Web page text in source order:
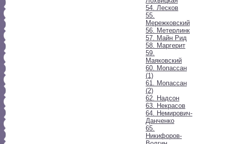
54. Лесков
55.
Мережковский
56. Метерлинк
57. Майн Рид
58. Маргерит
59.
Маяковский
60. Мопассан
(1)
61. Мопассан
(2)
62. Надсон
63. Некрасов
64. Немирович-
Данченко
65.
Никифоров-